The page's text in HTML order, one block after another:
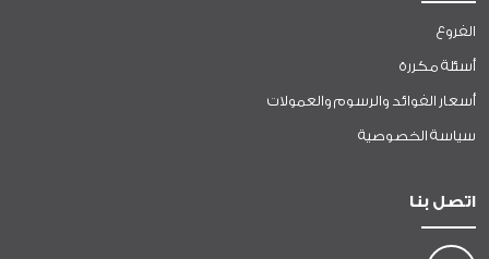
الفروع
أسئلة مكررة
أسعار الفوائد والرسوم والعمولات
سياسة الخصوصية
اتصل بنا